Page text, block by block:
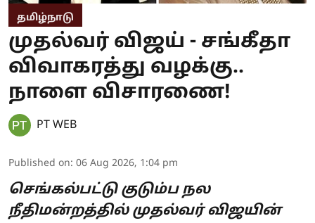
தமிழ்நாடு
முதல்வர் விஜய் - சங்கீதா
விவாகரத்து வழக்கு..
நாளை விசாரணை!
PT WEB
Published on: 06 Aug 2026, 1:04 pm
செங்கல்பட்டு குடும்ப நல
நீதிமன்றத்தில் முதல்வர் விஜயின்